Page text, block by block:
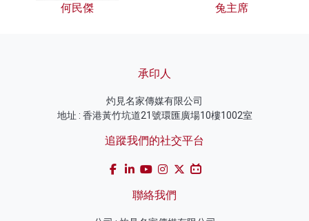
何民傑 兔主席
承印人
灼見名家傳媒有限公司
地址 : 香港黃竹坑道21號環匯廣場10樓1002室
追蹤我們的社交平台
聯絡我們